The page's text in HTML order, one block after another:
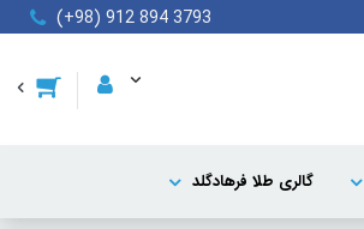
(+98) 912 894 3793
گالری طلا فرهادگلد